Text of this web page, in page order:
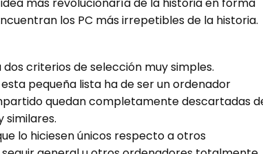
los PC más irrepetibles de la historia.
criterios de selección muy simples.
pequeña lista ha de ser un ordenador
quedan completamente descartadas
similares.
lo hiciesen únicos respecto a otros